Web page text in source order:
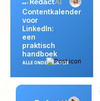
Contentkalender
voor
LinkedIn:
een
praktisch
handboek
ALLE ONDERWERPEN